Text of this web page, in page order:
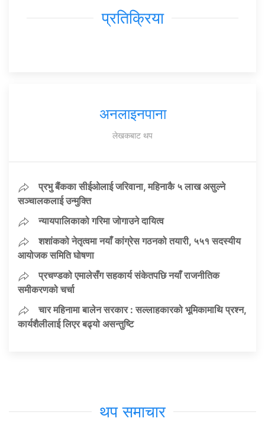
प्रतिक्रिया
अनलाइनपाना
लेखकबाट थप
प्रभु बैंकका सीईओलाई जरिवाना, महिनाकै ५ लाख असुल्ने
सञ्चालकलाई उन्मुक्ति
न्यायपालिकाको गरिमा जोगाउने दायित्व
शशांकको नेतृत्वमा नयाँ कांग्रेस गठनको तयारी, ५५१ सदस्यीय
आयोजक समिति घोषणा
प्रचण्डको एमालेसँग सहकार्य संकेतपछि नयाँ राजनीतिक
समीकरणको चर्चा
चार महिनामा बालेन सरकार : सल्लाहकारको भूमिकामाथि प्रश्न,
कार्यशैलीलाई लिएर बढ्यो असन्तुष्टि
थप समाचार